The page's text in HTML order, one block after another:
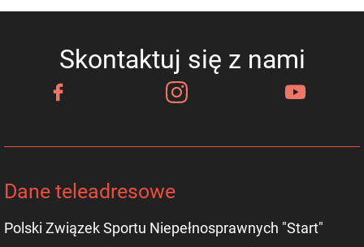
Skontaktuj się z nami
Dane teleadresowe
Polski Związek Sportu Niepełnosprawnych "Start"